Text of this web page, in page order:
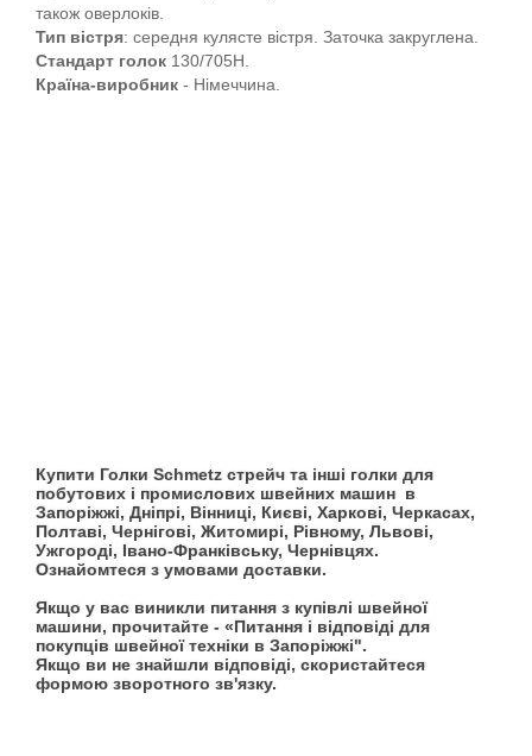
також оверлоків.
Тип вістря: середня кулясте вістря. Заточка закруглена.
Стандарт голок 130/705H.
Країна-виробник - Німеччина.
Купити Голки Schmetz стрейч та інші голки для
побутових і промислових швейних машин в
Запоріжжі, Дніпрі, Вінниці, Києві, Харкові, Черкасах,
Полтаві, Чернігові, Житомирі, Рівному, Львові,
Ужгороді, Івано-Франківську, Чернівцях.
Ознайомтеся з умовами доставки.
Якщо у вас виникли питання з купівлі швейної
машини, прочитайте - «Питання і відповіді для
покупців швейної техніки в Запоріжжі".
Якщо ви не знайшли відповіді, скористайтеся
формою зворотного зв'язку.